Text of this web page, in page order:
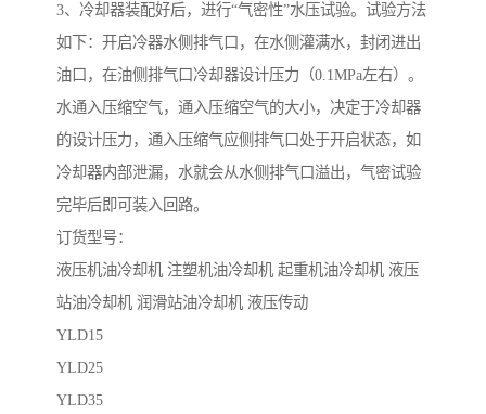
3、冷却器装配好后，进行“气密性”水压试验。试验方法
如下：开启冷器水侧排气口，在水侧灌满水，封闭进出
油口，在油侧排气口冷却器设计压力（0.1MPa左右）。
水通入压缩空气，通入压缩空气的大小，决定于冷却器
的设计压力，通入压缩气应侧排气口处于开启状态，如
冷却器内部泄漏，水就会从水侧排气口溢出，气密试验
完毕后即可装入回路。
订货型号：
液压机油冷却机 注塑机油冷却机 起重机油冷却机 液压
站油冷却机 润滑站油冷却机 液压传动
YLD15
YLD25
YLD35